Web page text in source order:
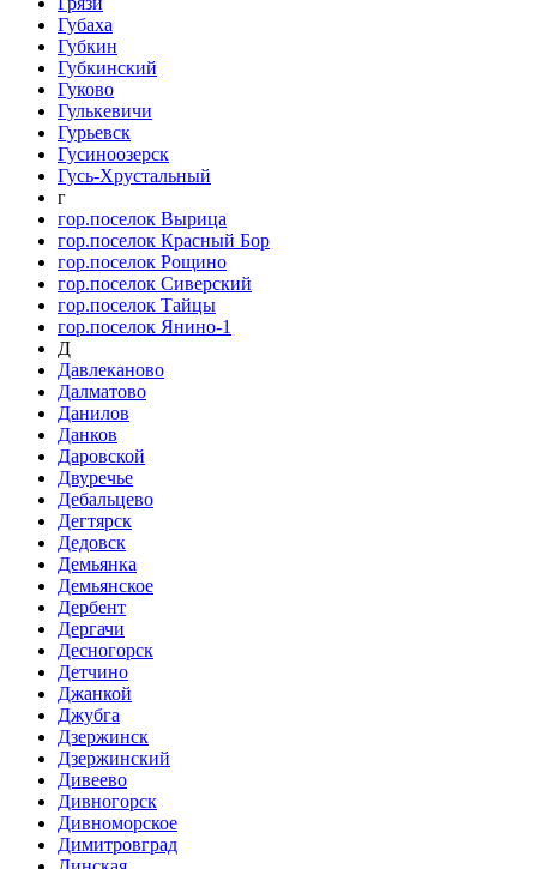
Губаха
Губкин
Губкинский
Гуково
Гулькевичи
Гурьевск
Гусиноозерск
Гусь-Хрустальный
г
гор.поселок Вырица
гор.поселок Красный Бор
гор.поселок Рощино
гор.поселок Сиверский
гор.поселок Тайцы
гор.поселок Янино-1
Д
Давлеканово
Далматово
Данилов
Данков
Даровской
Двуречье
Дебальцево
Дегтярск
Дедовск
Демьянка
Демьянское
Дербент
Дергачи
Десногорск
Детчино
Джанкой
Джубга
Дзержинск
Дзержинский
Дивеево
Дивногорск
Дивноморское
Димитровград